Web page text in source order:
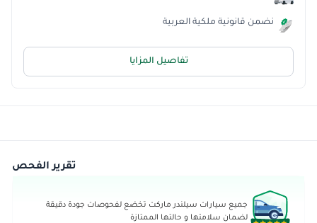
نضمن قانونية ملكية العربية
تفاصيل المزايا
تقرير الفحص
جميع سيارات سيلندر ماركت تخضع لفحوصات جودة دقيقة
لضمان سلامتها و حالتها الممتازة